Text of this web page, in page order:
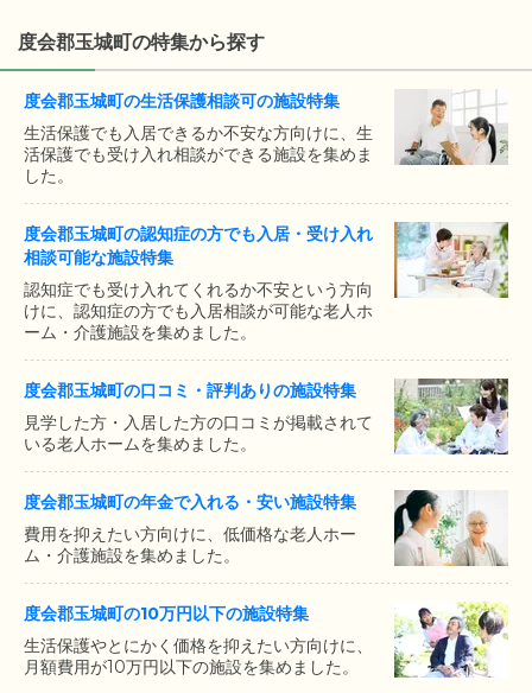
度会郡玉城町の特集から探す
度会郡玉城町の生活保護相談可の施設特集
生活保護でも入居できるか不安な方向けに、生
活保護でも受け入れ相談ができる施設を集めま
した。
度会郡玉城町の認知症の方でも入居・受け入れ
相談可能な施設特集
認知症でも受け入れてくれるか不安という方向
けに、認知症の方でも入居相談が可能な老人ホ
ーム・介護施設を集めました。
度会郡玉城町の口コミ・評判ありの施設特集
見学した方・入居した方の口コミが掲載されて
いる老人ホームを集めました。
度会郡玉城町の年金で入れる・安い施設特集
費用を抑えたい方向けに、低価格な老人ホー
ム・介護施設を集めました。
度会郡玉城町の10万円以下の施設特集
生活保護やとにかく価格を抑えたい方向けに、
月額費用が10万円以下の施設を集めました。